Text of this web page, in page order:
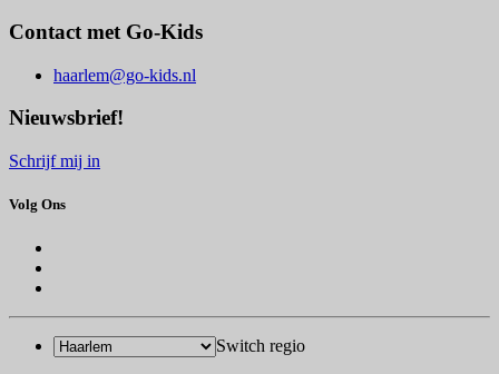
Contact met Go-Kids
haarlem@go-kids.nl
Nieuwsbrief!
Schrijf mij in
Volg Ons
Switch regio